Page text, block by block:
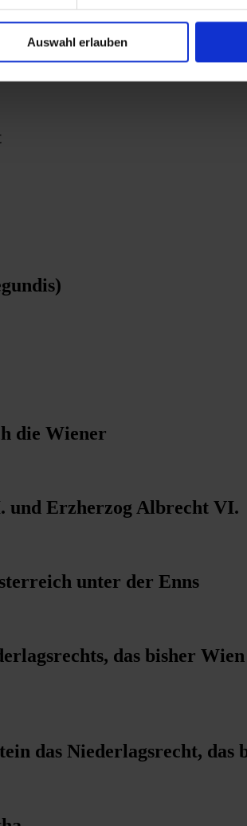
Auswahl erlauben
VI. in Laxenburg
die Wiener
Erzherzog Albrecht VI.
unter der Enns
das bisher Wien
das Niederlagsrecht, das